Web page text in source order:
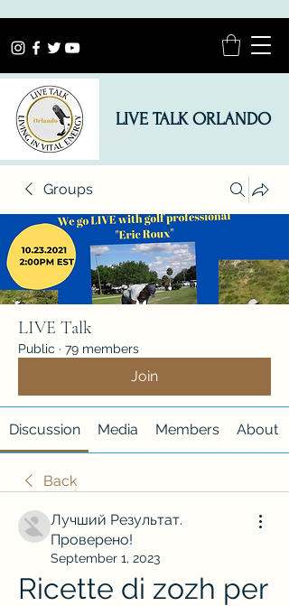
LIVE TALK ORLANDO
Groups
LIVE Talk
Public · 79 members
Join
Discussion Media Members About
Back
Лучший Результат.
Проверено!
September 1, 2023
Ricette di zozh per